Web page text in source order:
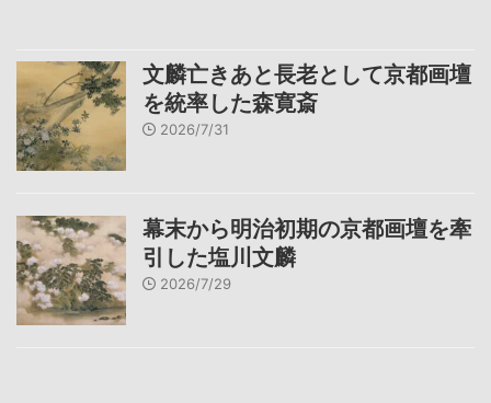
文麟亡きあと長老として京都画壇
を統率した森寛斎
2026/7/31
幕末から明治初期の京都画壇を牽
引した塩川文麟
2026/7/29